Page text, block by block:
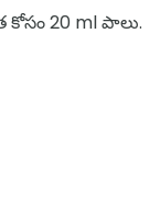
20 ml పాలు.